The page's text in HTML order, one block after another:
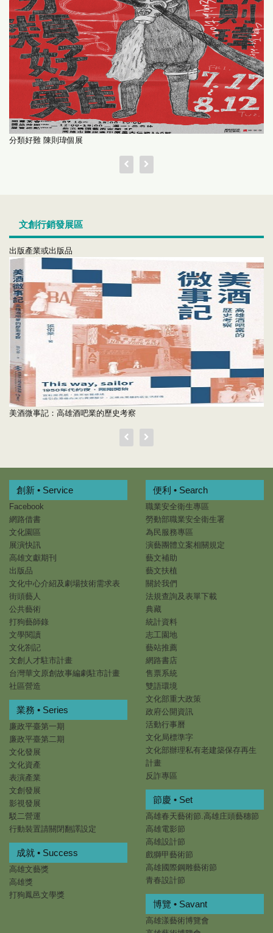
分類好難 陳則瑋個展
文創行銷發展區
出版產業或出版品
美酒微事記：高雄酒吧業的歷史考察
創新 • Service
Facebook
網路借書
文化園區
展演快訊
高雄文獻期刊
出版品
文化中心介紹及劇場技術需求表
街頭藝人
公共藝術
打狗藝師錄
文學閱讀
文化劄記
文創人才駐市計畫
台灣華文原創故事編劇駐市計畫
社區營造
便利 • Search
職業安全衛生專區
勞動部職業安全衛生署
為民服務專區
演藝團體立案相關規定
藝文補助
藝文扶植
關於我們
法規查詢及表單下載
典藏
統計資料
志工園地
藝站推薦
網路書店
售票系統
雙語環境
文化部重大政策
政府公開資訊
活動行事曆
文化局標準字
文化部辦理私有老建築保存再生
計畫
反詐專區
業務 • Series
廉政平臺第一期
廉政平臺第二期
文化發展
文化資產
表演產業
文創發展
影視發展
駁二營運
行動裝置請關閉翻譯設定
節慶 • Set
高雄春天藝術節.高雄庄頭藝穗節
高雄電影節
高雄設計節
戲獅甲藝術節
高雄國際鋼雕藝術節
青春設計節
成就 • Success
高雄文藝獎
高雄獎
打狗鳳邑文學獎
博覽 • Savant
高雄漾藝術博覽會